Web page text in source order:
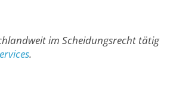
im Scheidungsrecht tätig
.